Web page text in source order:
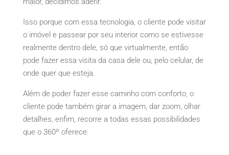
Isso porque com essa tecnologia, o cliente pode visitar
o imóvel e passear por seu interior como se estivesse
realmente dentro dele, só que virtualmente, então
pode fazer essa visita da casa dele ou, pelo celular, de
onde quer que esteja.
Além de poder fazer esse caminho com conforto, o
cliente pode também girar a imagem, dar zoom, olhar
detalhes, enfim, recorre a todas essas possibilidades
que o 360º oferece.